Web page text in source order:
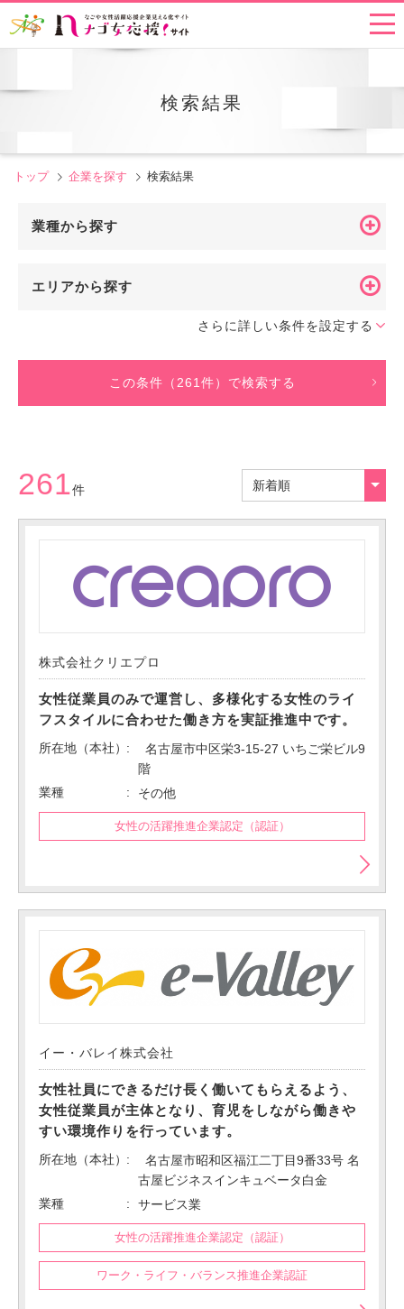
検索結果
トップ 企業を探す 検索結果
業種から探す
エリアから探す
さらに詳しい条件を設定する
この条件（261件）で検索する
261件 新着順
株式会社クリエプロ
女性従業員のみで運営し、多様化する女性のライ
フスタイルに合わせた働き方を実証推進中です。
所在地（本社）
名古屋市中区栄3-15-27 いちご栄ビル9
階
業種
その他
女性の活躍推進企業認定（認証）
イー・バレイ株式会社
女性社員にできるだけ長く働いてもらえるよう、
女性従業員が主体となり、育児をしながら働きや
すい環境作りを行っています。
所在地（本社）
名古屋市昭和区福江二丁目9番33号 名
古屋ビジネスインキュベータ白金
業種
サービス業
女性の活躍推進企業認定（認証）
ワーク・ライフ・バランス推進企業認証